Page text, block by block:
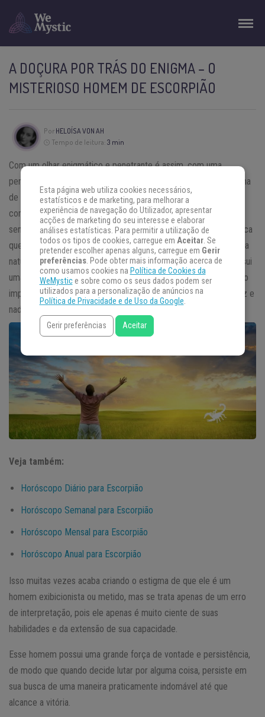
A DOÇURA POR TRÁS DO ENIGMA – O
MISTERIOSO HOMEM DE ESCORPIÃO
Por HELOÍSA VON AH
Tempo de leitura: 3 min
Com um olhar enigmático e penetrante é assim, com uma
personalidade explosiva, que o homem de
leva a fama
de um dos mais misteriosos do Zodíaco. Um dos fatores que
contribui para essa fama é a largamente desenvolvida
sensibilidade do signo, dotado de uma grande percepção psíquica
que o leva a alcançar os mais profundos e obscuros segredos da
natureza humana. Praticamente todo homem de Escorpião possui
uma autoconfiança ímpar, característica tão marcante que pouco
importa a opinião das outras pessoas – ele sabe do que é capaz e
nada nem ninguém o fará pensar diferente.
Veja também:
Horóscopo Diário para Escorpião
Horóscopo Semanal para Escorpião
Horóscopo Mensal para Escorpião
Horóscopo Anual para Escorpião
Isso muitas vezes acaba criando o estigma de que ele é um
homem exibicionista ou metido, mas se trata apenas de um erro
de interpretação, pois ele apenas é muito ciente de suas
habilidades e da extensão de sua capacidade.
Esse homem possui uma grande força de vontade e persistência,
de modo que quando decide lutar por alguma coisa, persiste em
sua busca de uma maneira praticamente indomável até que
alcance a vitória.
Esta página web utiliza cookies necessários,
estatísticos e de marketing, para melhorar a
experiência de navegação do Utilizador, apresentar
acções de marketing do seu interesse e elaborar
análises estatísticas. Para permitir a utilização de
todos os tipos de cookies, carregue em Aceitar. Se
pretender escolher apenas alguns, carregue em Gerir
preferências. Pode obter mais informação acerca de
como usamos cookies na Política de Cookies da
WeMystice sobre como os seus dados podem ser
utilizados para a personalização de anúncios na
Política de Privacidade e de Uso da Google.
Gerir preferências Aceitar